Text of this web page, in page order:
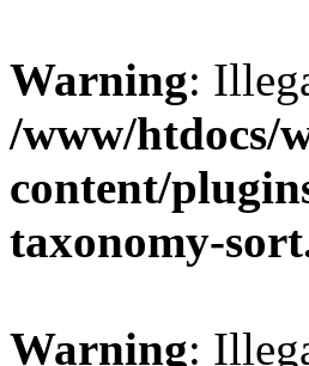
Warning:
/www/htdocs/
content/
taxonomy-
Warning: